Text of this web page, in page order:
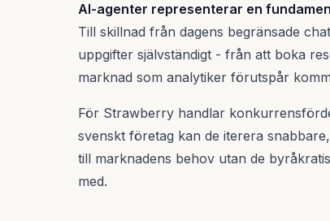
AI-agenter representerar en
Till skillnad från dagens begränsade
uppgifter självständigt - från att boka
marknad som analytiker förutspår
För Strawberry handlar
svenskt företag kan de iterera
till marknadens behov utan de
med.